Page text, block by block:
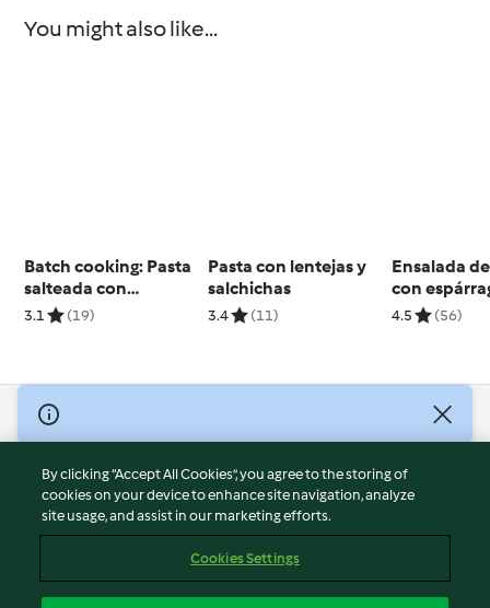
You might also like...
Batch cooking: Pasta
salteada con
zanahorias y
3.1 (19)
Pasta con lentejas y
salchichas
3.4 (11)
Ensalada
con
blancos y
4.5 (56)
© Copyright 2026
Terms of Service
Privacy Policy
Disclaimer
Cookies
By clicking “Accept All Cookies”, you agree to the storing of
cookies on your device to enhance site navigation, analyze
site usage, and assist in our marketing efforts.
Cookies Settings